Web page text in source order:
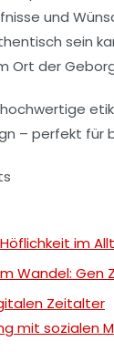
und
sein
Ort der
im
Wandel:
Zeitalter
mit sozialen